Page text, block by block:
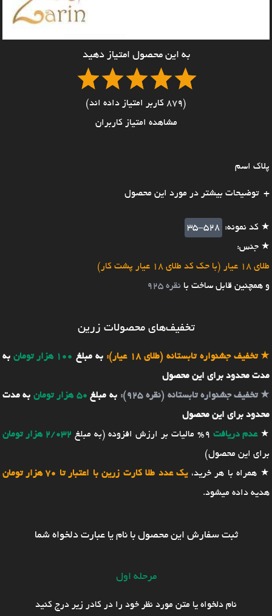
به این محصول امتیاز دهید
(879 کاربر امتیاز داده اند)
مشاهده امتیاز کاربران
پلاک اسم
توضیحات بیشتر در مورد این محصول
★ کد نمونه: 35-528
★ جنس:
طلای 18 عیار (با حک کد طلای 18 عیار پشت کار)
و همچنین قابل ساخت با نقره 925
تخفیف‌های محصولات زرین
★تخفیف جشنواره تابستانه (طلای 18 عیار): به مبلغ 100 هزار تومان
به
مدت محدود برای این محصول
★تخفیف جشنواره تابستانه (نقره 925): به مبلغ 50 هزار تومان
به مدت
محدود برای این محصول
★عدم دریافت 9% مالیات بر ارزش افزوده (به مبلغ
2/032 هزار تومان
برای این محصول)
★ همراه با هر خرید،یک عدد طلا کارت زرین با اعتبار تا 70 هزار تومان
هدیه داده میشود.
ثبت سفارش این محصول با نام یا عبارت دلخواه شما
مرحله اول
نام دلخواه یا متن مورد نظر خود را در کادر زیر درج کنید